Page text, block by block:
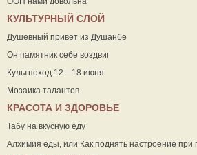
КУЛЬТУРНЫЙ СЛОЙ
Душевный привет из Душанбе
Он памятник себе воздвиг
Культпоход 12—18 июня
Мозаика талантов
КРАСОТА И ЗДОРОВЬЕ
Табу на вкусную еду
Алхимия еды, или Как поднять настроение при